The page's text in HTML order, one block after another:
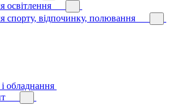
освітлення
спорту, відпочинку, полювання
обладнання